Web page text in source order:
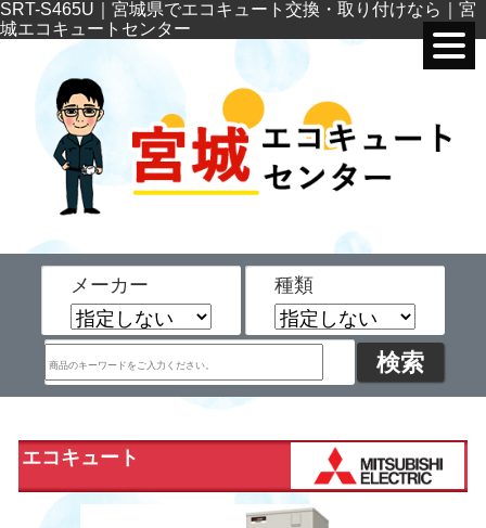
SRT-S465U｜宮城県でエコキュート交換・取り付けなら｜宮
城エコキュートセンター
メーカー 種類
エコキュート